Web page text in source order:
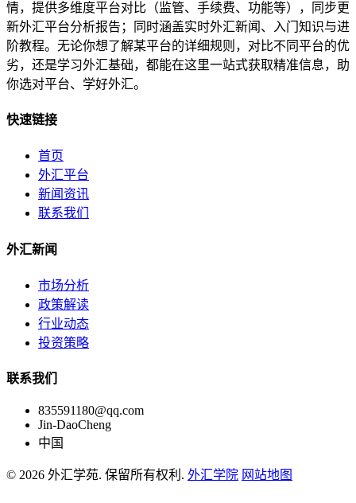
情，提供多维度平台对比（监管、手续费、功能等），同步更
新外汇平台分析报告；同时涵盖实时外汇新闻、入门知识与进
阶教程。无论你想了解某平台的详细规则，对比不同平台的优
劣，还是学习外汇基础，都能在这里一站式获取精准信息，助
你选对平台、学好外汇。
快速链接
首页
外汇平台
新闻资讯
联系我们
外汇新闻
市场分析
政策解读
行业动态
投资策略
联系我们
835591180@qq.com
Jin-DaoCheng
中国
© 2026 外汇学苑. 保留所有权利. 外汇学院 网站地图